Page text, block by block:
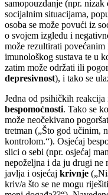
samopouzdanje (npr.
socijalnim situacijama,
osoba se može povući iz
o svojem izgledu i
može rezultirati
imunološkog sustava te u
zatim može održati ili
depresivnost), i tako se
Jedna od psihičkih
bespomoćnosti. Tako se
može neočekivano
tretman („Što god učinim,
kontrolom.“). Osjećaj
slici o sebi (npr. osjećaj
nepoželjna i da ju drugi ne
javlja i osjećaj krivnje
kriv/a što se ne mogu